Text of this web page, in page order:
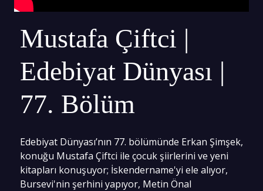
Mustafa Çiftci |
Edebiyat Dünyası |
77. Bölüm
Edebiyat Dünyası’nın 77. bölümünde Erkan Şimşek,
konuğu Mustafa Çiftci ile çocuk şiirlerini ve yeni
kitapları konuşuyor; İskendername'yi ele alıyor,
Bursevi'nin şerhini yapıyor, Metin Önal